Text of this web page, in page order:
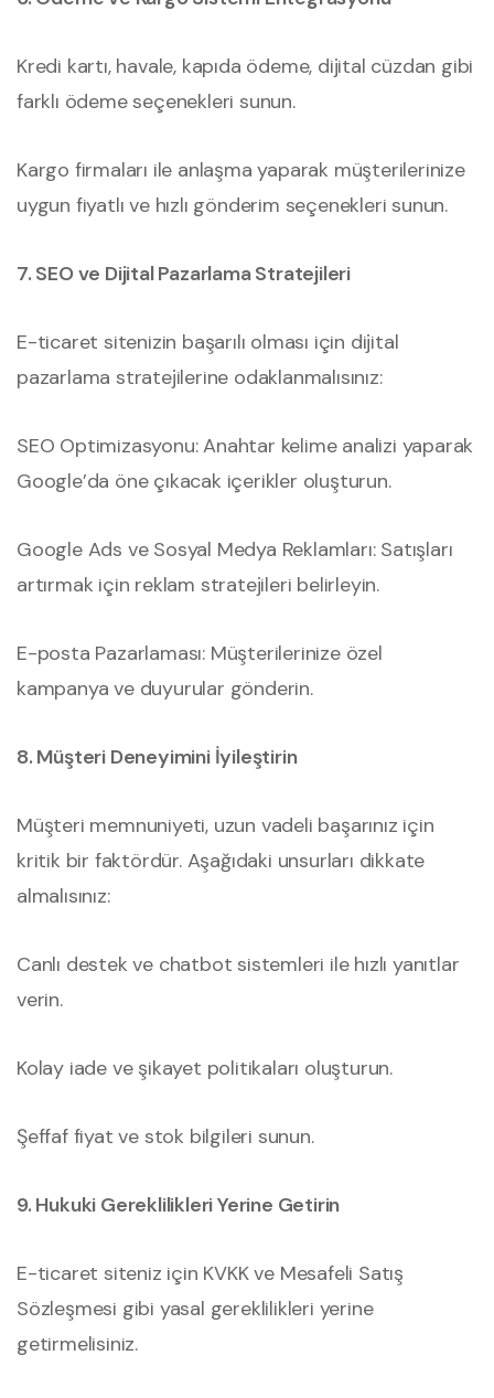
Kredi kartı, havale, kapıda ödeme, dijital cüzdan gibi
farklı ödeme seçenekleri sunun.
Kargo firmaları ile anlaşma yaparak müşterilerinize
uygun fiyatlı ve hızlı gönderim seçenekleri sunun.
7. SEO ve Dijital Pazarlama Stratejileri
E-ticaret sitenizin başarılı olması için dijital
pazarlama stratejilerine odaklanmalısınız:
SEO Optimizasyonu: Anahtar kelime analizi yaparak
Google’da öne çıkacak içerikler oluşturun.
Google Ads ve Sosyal Medya Reklamları: Satışları
artırmak için reklam stratejileri belirleyin.
E-posta Pazarlaması: Müşterilerinize özel
kampanya ve duyurular gönderin.
8. Müşteri Deneyimini İyileştirin
Müşteri memnuniyeti, uzun vadeli başarınız için
kritik bir faktördür. Aşağıdaki unsurları dikkate
almalısınız:
Canlı destek ve chatbot sistemleri ile hızlı yanıtlar
verin.
Kolay iade ve şikayet politikaları oluşturun.
Şeffaf fiyat ve stok bilgileri sunun.
9. Hukuki Gereklilikleri Yerine Getirin
E-ticaret siteniz için KVKK ve Mesafeli Satış
Sözleşmesi gibi yasal gereklilikleri yerine
getirmelisiniz.